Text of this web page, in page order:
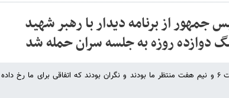
جمهور از برنامه دیدار با رهبر شهید
دوازده روزه به جلسه سران حمله شد
پزشکیان گفت: رهبر شهید انقلاب تا ساعت ۶ و نیم هفت منتظر ما بودند و نگران بودند که اتفاقی برای ما رخ داده